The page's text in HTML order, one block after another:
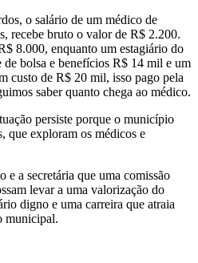
o salário de um médico de
recebe bruto o valor de R$ 2.200.
8.000, enquanto um estagiário do
de bolsa e benefícios R$ 14 mil e um
custo de R$ 20 mil, isso pago pela
saber quanto chega ao médico.
persiste porque o município
que exploram os médicos e
e a secretária que uma comissão
levar a uma valorização do
digno e uma carreira que atraia
municipal.